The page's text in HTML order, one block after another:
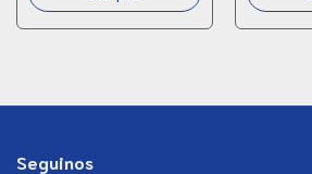
Seguinos